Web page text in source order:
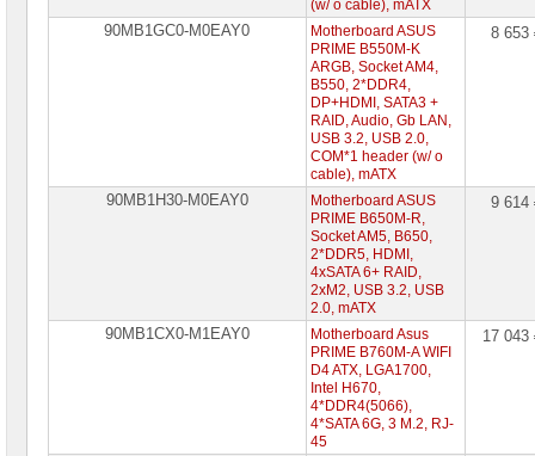
(w/ o cable), mATX
90MB1GC0-M0EAY0
Motherboard ASUS
PRIME B550M-K
ARGB, Socket AM4,
B550, 2*DDR4,
DP+HDMI, SATA3 +
RAID, Audio, Gb LAN,
USB 3.2, USB 2.0,
COM*1 header (w/ o
cable), mATX
8
90MB1H30-M0EAY0
Motherboard ASUS
PRIME B650M-R,
Socket AM5, B650,
2*DDR5, HDMI,
4xSATA 6+ RAID,
2xM2, USB 3.2, USB
2.0, mATX
9
90MB1CX0-M1EAY0
Motherboard Asus
PRIME B760M-A WIFI
D4 ATX, LGA1700,
Intel H670,
4*DDR4(5066),
4*SATA 6G, 3 M.2, RJ-
45
17